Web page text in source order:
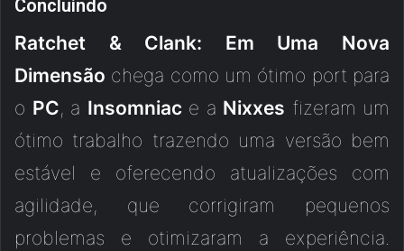
Concluindo
Ratchet & Clank: Em Uma Nova
Dimensão chega como um ótimo port para
o PC, a Insomniace a Nixxes fizeram um
ótimo trabalho trazendo uma versão bem
estável e oferecendo atualizações com
agilidade, que corrigiram pequenos
problemas e otimizaram a experiência.